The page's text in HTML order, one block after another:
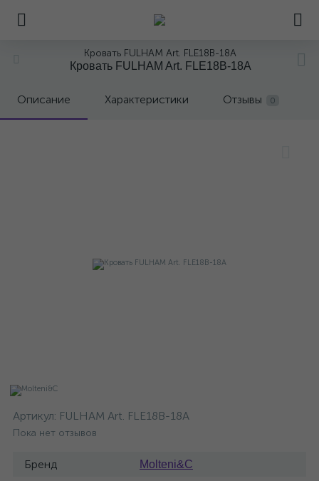
Кровать FULHAM Art. FLE18B-18A
Кровать FULHAM Art. FLE18B-18A
Описание Характеристики Отзывы 0
Артикул: FULHAM Art. FLE18B-18A
Пока нет отзывов
Бренд Molteni&C